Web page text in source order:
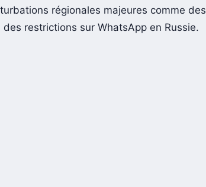
régionales majeures comme des
restrictions sur WhatsApp en Russie.